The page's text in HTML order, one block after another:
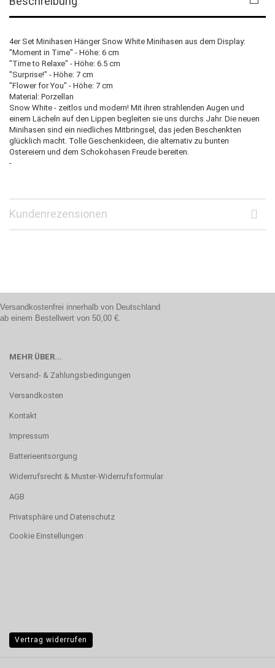
4er Set Minihasen Hänger Snow White Minihasen aus dem Display:
"Moment in Time" - Höhe: 6 cm
"Time to Relaxe" - Höhe: 6.5 cm
"Surprise!" - Höhe: 7 cm
"Flower for You" - Höhe: 7 cm
Material: Porzellan
Snow White - zeitlos und modern! Mit ihren strahlenden Augen und
einem Lächeln auf den Lippen begleiten sie uns durchs Jahr. Die neuen
Minihasen sind ein niedliches Mitbringsel, das jeden Beschenkten
glücklich macht. Tolle Geschenkideen, die alternativ zu bunten
Ostereiern und dem Schokohasen Freude bereiten.
-
Kundenrezensionen
Versandkostenfrei innerhalb von Deutschland
ab einem Bestellwert von 50,00 €.
MEHR ÜBER...
Versand- & Zahlungsbedingungen
Versandkosten
Kontakt
Impressum
Batterieentsorgung
Widerrufsrecht & Muster-Widerrufsformular
AGB
Privatsphäre und Datenschutz
Cookie Einstellungen
Vertrag widerrufen